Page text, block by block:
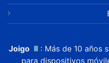
Joigo
: Más de 10 años
para dispositivos